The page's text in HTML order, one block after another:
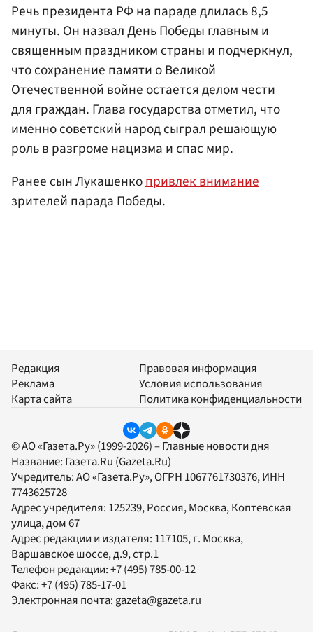
Речь президента РФ на параде длилась 8,5
минуты. Он назвал День Победы главным и
священным праздником страны и подчеркнул,
что сохранение памяти о Великой
Отечественной войне остается делом чести
для граждан. Глава государства отметил, что
именно советский народ сыграл решающую
роль в разгроме нацизма и спас мир.
Ранее сын Лукашенкопривлек внимание
зрителей парада Победы.
Редакция
Реклама
Карта сайта
Правовая информация
Условия использования
Политика конфиденциальности
© АО «Газета.Ру» (1999-2026) – Главные новости дня
Название: Газета.Ru (Gazeta.Ru)
Учредитель:АО «Газета.Ру», ОГРН 1067761730376, ИНН
7743625728
Адрес учредителя: 125239, Россия, Москва, Коптевская
улица, дом 67
Адрес редакции и издателя: 117105, г. Москва,
Варшавское шоссе, д.9, стр.1
Телефон редакции:+7 (495) 785-00-12
Факс:+7 (495) 785-17-01
Электронная почта: gazeta@gazeta.ru